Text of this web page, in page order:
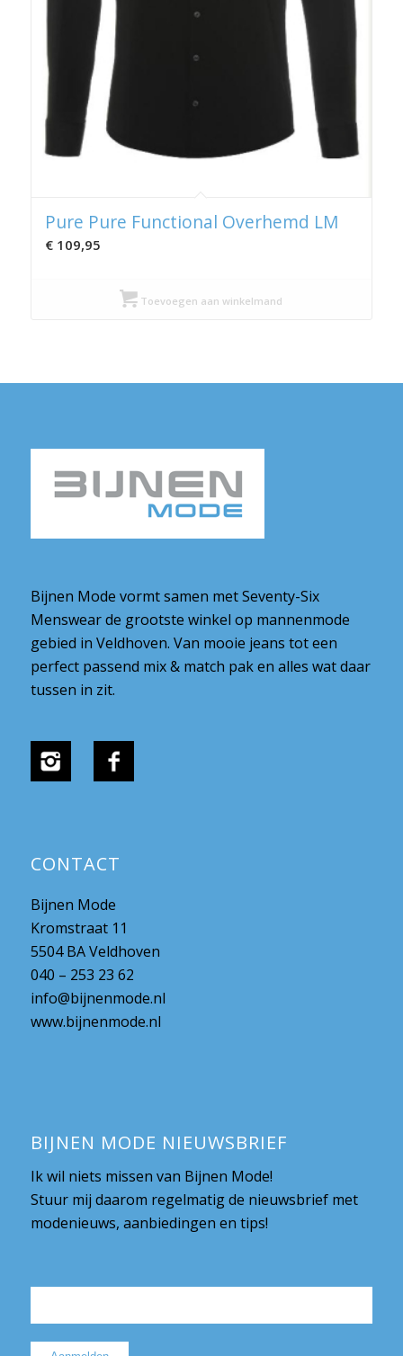
Pure Pure Functional Overhemd LM
€109,95
Toevoegen aan winkelmand
Bijnen Mode vormt samen met Seventy-Six
Menswear de grootste winkel op mannenmode
gebied in Veldhoven. Van mooie jeans tot een
perfect passend mix & match pak en alles wat daar
tussen in zit.
CONTACT
Bijnen Mode
Kromstraat 11
5504 BA Veldhoven
040 – 253 23 62
info@bijnenmode.nl
www.bijnenmode.nl
BIJNEN MODE NIEUWSBRIEF
Ik wil niets missen van Bijnen Mode!
Stuur mij daarom regelmatig de nieuwsbrief met
modenieuws, aanbiedingen en tips!